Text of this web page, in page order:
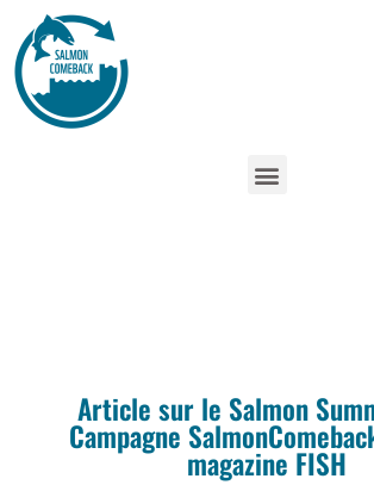
Article sur le Salmon
Campagne
magazine FISH